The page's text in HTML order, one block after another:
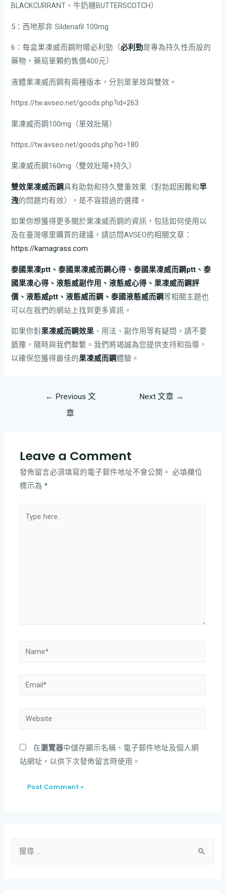
BLACKCURRANT、牛奶糖BUTTERSCOTCH）
​5​：西地那非 Sildenafil 100mg
​6​：每盒果凍威而鋼附贈必利勁（必利勁是專為持久性而設的
藥物，藥局單顆約售價400元）
液體果凍威而鋼有兩種版本，分別是單效與雙效。
https://tw.avseo.net/goods.php?id=263
果凍威而鋼100mg（單效壯陽）
https://tw.avseo.net/goods.php?id=180
果凍威而鋼160mg（雙效壯陽+持久）
雙效果凍威而鋼具有助勃和持久雙重效果（對勃起困難和早
洩的問題均有效），是不容錯過的選擇。
如果你想獲得更多關於果凍威而鋼的資訊，包括如何使用以
及在臺灣哪里購買的建議，請訪問AVSEO的相關文章：
https://kamagrass.com
泰國果凍ptt、泰國果凍威而鋼心得、泰國果凍威而鋼ptt、泰
國果凍心得、液態威副作用、液態威心得、果凍威而鋼評
價、液態威ptt、液態威而鋼 、泰國液態威而鋼等相關主題也
可以在我們的網站上找到更多資訊。
如果你對果凍威而鋼效果 、用法、副作用等有疑問，請不要
猶豫，隨時與我們聯繫。我們將竭誠為您提供支持和指導，
以確保您獲得最佳的果凍威而鋼體驗。
← Previous 文
章
Next 文章 →
Leave a Comment
發佈留言必須填寫的電子郵件地址不會公開。 必填欄位
標示為*
在瀏覽器中儲存顯示名稱、電子郵件地址及個人網
站網址，以供下次發佈留言時使用。